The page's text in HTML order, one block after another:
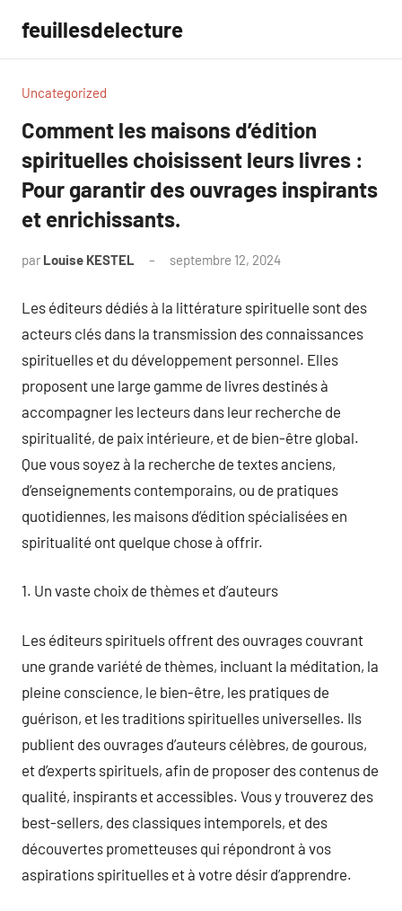
contenu
feuillesdelecture
Uncategorized
Comment les maisons d’édition
spirituelles choisissent leurs livres :
Pour garantir des ouvrages inspirants
et enrichissants.
par Louise KESTEL septembre 12, 2024
Les éditeurs dédiés à la littérature spirituelle sont des
acteurs clés dans la transmission des connaissances
spirituelles et du développement personnel. Elles
proposent une large gamme de livres destinés à
accompagner les lecteurs dans leur recherche de
spiritualité, de paix intérieure, et de bien-être global.
Que vous soyez à la recherche de textes anciens,
d’enseignements contemporains, ou de pratiques
quotidiennes, les maisons d’édition spécialisées en
spiritualité ont quelque chose à offrir.
1. Un vaste choix de thèmes et d’auteurs
Les éditeurs spirituels offrent des ouvrages couvrant
une grande variété de thèmes, incluant la méditation, la
pleine conscience, le bien-être, les pratiques de
guérison, et les traditions spirituelles universelles. Ils
publient des ouvrages d’auteurs célèbres, de gourous,
et d’experts spirituels, afin de proposer des contenus de
qualité, inspirants et accessibles. Vous y trouverez des
best-sellers, des classiques intemporels, et des
découvertes prometteuses qui répondront à vos
aspirations spirituelles et à votre désir d’apprendre.